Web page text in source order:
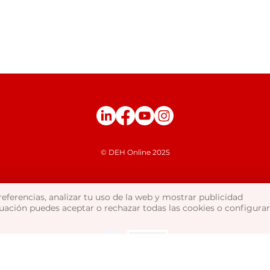
© DEH Online 2025
analizar tu uso de la web y mostrar publicidad
puedes aceptar o rechazar todas las cookies o configurar